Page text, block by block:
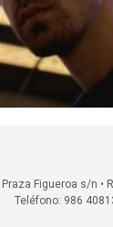
Figueroa s/n •
Teléfono: 986